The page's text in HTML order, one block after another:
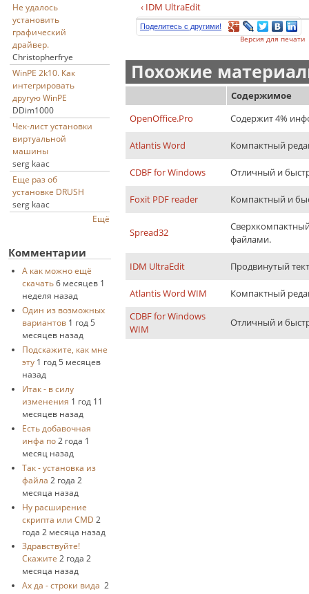
Не удалось
установить
графический
драйвер.
Christopherfrye
WinPE 2k10. Как
интегрировать
другую WinPE
DDim1000
Чек-лист установки
виртуальной
машины
serg kaac
Еще раз об
установке DRUSH
serg kaac
Ещё
Комментарии
А как можно ещё
скачать 6 месяцев 1
неделя назад
Один из возможных
вариантов 1 год 5
месяцев назад
Подскажите, как мне
эту 1 год 5 месяцев
назад
Итак - в силу
изменения 1 год 11
месяцев назад
Есть добавочная
инфа по 2 года 1
месяц назад
Так - установка из
файла 2 года 2
месяца назад
Ну расширение
скрипта или CMD 2
года 2 месяца назад
Здравствуйте!
Скажите 2 года 2
месяца назад
Ах да - строки вида 2
‹ IDM UltraEdit
Поделитесь с другими!
Версия для печати
Похожие
Содержимое
OpenOffice.Pro
Содержит 4%
Atlantis Word Компактный
CDBF for Windows Отличный и
Foxit PDF reader Компактный и
Spread32
файлами.
IDM UltraEdit Продвинутый
Atlantis Word WIM
Компактный
CDBF for Windows
WIM
Отличный и